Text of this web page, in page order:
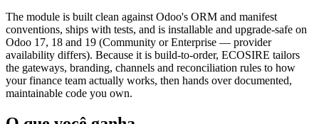
The module is built clean against Odoo's ORM and manifest
conventions, ships with tests, and is installable and upgrade-safe on
Odoo 17, 18 and 19 (Community or Enterprise — provider
availability differs). Because it is build-to-order, ECOSIRE tailors
the gateways, branding, channels and reconciliation rules to how
your finance team actually works, then hands over documented,
maintainable code you own.